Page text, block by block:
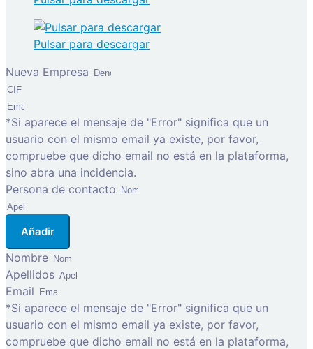
Pulsar para descargar
Nueva Empresa
*Si aparece el mensaje de "Error" significa que un
usuario con el mismo email ya existe, por favor,
compruebe que dicho email no está en la plataforma,
sino abra una incidencia.
Persona de contacto
Añadir
Nombre
Apellidos
Email
*Si aparece el mensaje de "Error" significa que un
usuario con el mismo email ya existe, por favor,
compruebe que dicho email no está en la plataforma,